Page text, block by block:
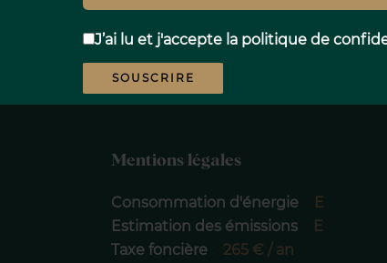
J’ai lu et j'accepte la politique de
SOUSCRIRE
en raison de la forte demande.
de transformer cet espace en un joyau immobilier
Mentions légales
Consommation d'énergie
E
Estimation des émissions
E
Taxe foncière
265 € / an